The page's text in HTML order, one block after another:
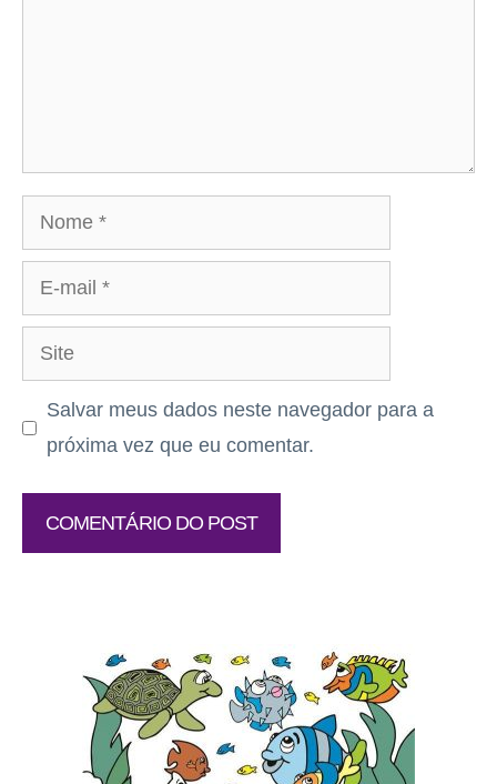
Nome
mail
Site
Salvar meus dados neste navegador para a
próxima vez que eu comentar.